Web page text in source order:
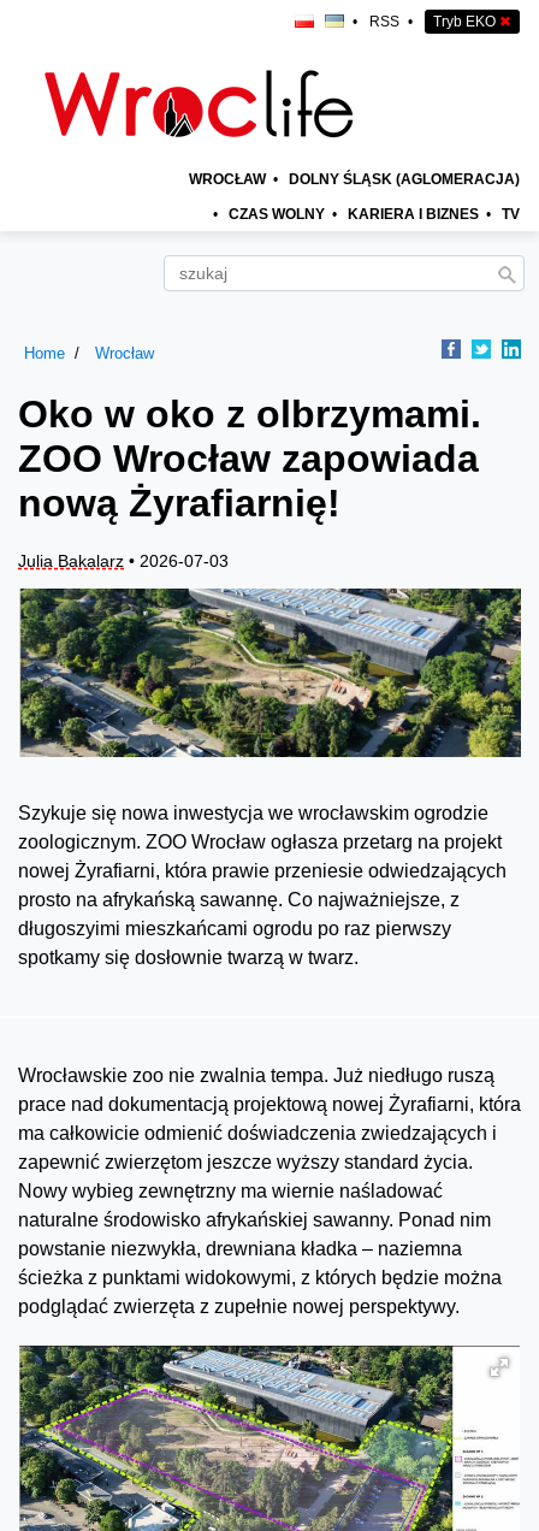
• RSS • Tryb EKO ✖
WROCŁAW • DOLNY ŚLĄSK (AGLOMERACJA)
• CZAS WOLNY • KARIERA I BIZNES • TV
Home Wrocław
Oko w oko z olbrzymami.
ZOO Wrocław zapowiada
nową Żyrafiarnię!
Julia Bakalarz • 2026-07-03
Szykuje się nowa inwestycja we wrocławskim ogrodzie
zoologicznym. ZOO Wrocław ogłasza przetarg na projekt
nowej Żyrafiarni, która prawie przeniesie odwiedzających
prosto na afrykańską sawannę. Co najważniejsze, z
długoszyimi mieszkańcami ogrodu po raz pierwszy
spotkamy się dosłownie twarzą w twarz.
Wrocławskie zoo nie zwalnia tempa. Już niedługo ruszą
prace nad dokumentacją projektową nowej Żyrafiarni, która
ma całkowicie odmienić doświadczenia zwiedzających i
zapewnić zwierzętom jeszcze wyższy standard życia.
Nowy wybieg zewnętrzny ma wiernie naśladować
naturalne środowisko afrykańskiej sawanny. Ponad nim
powstanie niezwykła, drewniana kładka – naziemna
ścieżka z punktami widokowymi, z których będzie można
podglądać zwierzęta z zupełnie nowej perspektywy.